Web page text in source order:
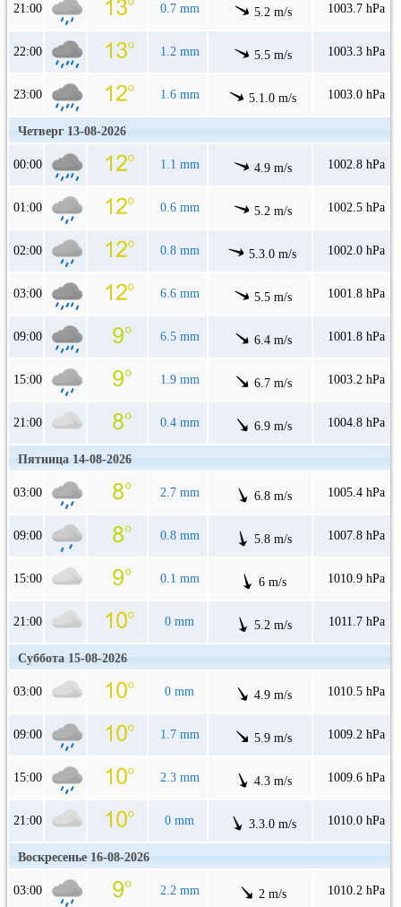
21:00 0.7 mm 5.2 m/s 1003.7 hPa
22:00 1.2 mm 5.5 m/s 1003.3 hPa
23:00 1.6 mm 5.1.0 m/s 1003.0 hPa
Четверг 13-08-2026
00:00 1.1 mm 4.9 m/s 1002.8 hPa
01:00 0.6 mm 5.2 m/s 1002.5 hPa
02:00 0.8 mm 5.3.0 m/s 1002.0 hPa
03:00 6.6 mm 5.5 m/s 1001.8 hPa
09:00 6.5 mm 6.4 m/s 1001.8 hPa
15:00 1.9 mm 6.7 m/s 1003.2 hPa
21:00 0.4 mm 6.9 m/s 1004.8 hPa
Пятница 14-08-2026
03:00 2.7 mm 6.8 m/s 1005.4 hPa
09:00 0.8 mm 5.8 m/s 1007.8 hPa
15:00 0.1 mm 6 m/s 1010.9 hPa
21:00 0 mm 5.2 m/s 1011.7 hPa
Суббота 15-08-2026
03:00 0 mm 4.9 m/s 1010.5 hPa
09:00 1.7 mm 5.9 m/s 1009.2 hPa
15:00 2.3 mm 4.3 m/s 1009.6 hPa
21:00 0 mm 3.3.0 m/s 1010.0 hPa
Воскресенье 16-08-2026
03:00 2.2 mm 2 m/s 1010.2 hPa